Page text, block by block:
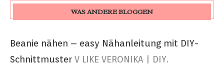
WAS ANDERE BLOGGEN
Beanie nähen – easy Nähanleitung mit DIY-
Schnittmuster V LIKE VERONIKA | DIY.